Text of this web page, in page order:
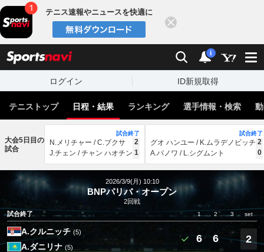
テニス速報やニュースを快適に
検索 通知
i
ログイン ID新規取得
テニストップ 日程・結果 ランキング 選手情報・検索
大会5日目の
試合
試合終了
N.メリチャー / C.ブクサ
2
J.チェン / チャン ハオチン 1
試合終了
グオ ハンユー / K.ムラデノビッチ 2
A.パノワ / L.シグムント
0
2026/3/9(月) 10:10
BNPパリバ・オープン
2回戦
試合終了
1 2 3 set
A.クルニッチ (5)
A.ダニリナ (5)
6 6 2